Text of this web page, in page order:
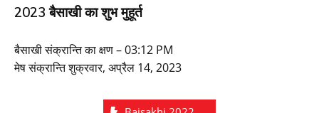
2023 बैसाखी का शुभ मुहूर्त
बैसाखी संक्रान्ति का क्षण – 03:12 PM
मेष संक्रान्ति शुक्रवार, अप्रैल 14, 2023